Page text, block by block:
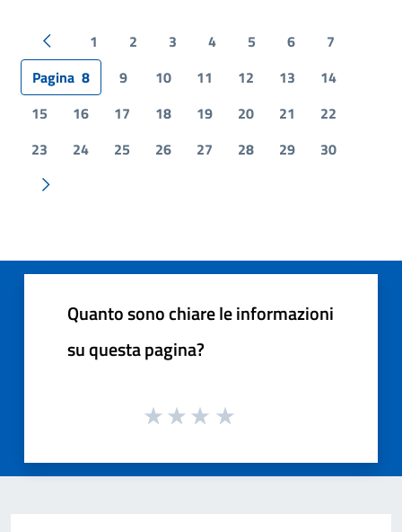
Pagina precedente
1 2 3 4 5 6
7
Pagina 8 9 10 11 12 13
14
15
16 17 18 19 20 21
22
23
24 25 26 27 28 29 30
Pagina successiva
Quanto sono chiare le informazioni
su questa pagina?